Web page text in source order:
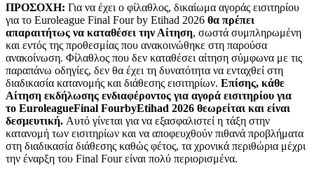
ΠΡΟΣΟΧΗ: Για να έχει ο φίλαθλος, δικαίωμα αγοράς εισιτηρίου
για το Euroleague Final Four by Etihad 2026 θα πρέπει
απαραιτήτως να καταθέσει την Αίτηση, σωστά συμπληρωμένη
και εντός της προθεσμίας που ανακοινώθηκε στη παρούσα
ανακοίνωση. Φίλαθλος που δεν καταθέσει αίτηση σύμφωνα με τις
παραπάνω οδηγίες, δεν θα έχει τη δυνατότητα να ενταχθεί στη
διαδικασία κατανομής και διάθεσης εισιτηρίων. Επίσης, κάθε
Αίτηση εκδήλωσης ενδιαφέροντος για αγορά εισιτηρίου για
το EuroleagueFinal FourbyEtihad 2026 θεωρείται και είναι
δεσμευτική. Αυτό γίνεται για να εξασφαλιστεί η τάξη στην
κατανομή των εισιτηρίων και να αποφευχθούν πιθανά προβλήματα
στη διαδικασία διάθεσης καθώς φέτος, τα χρονικά περιθώρια μέχρι
την έναρξη του Final Four είναι πολύ περιορισμένα.